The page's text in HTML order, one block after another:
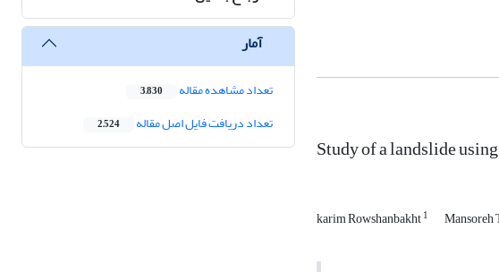
Study of a landslide
karim Rowshanbakht1 Mansoreh
آمار
تعداد مشاهده مقاله 3,830
تعداد دریافت فایل اصل مقاله 2,524